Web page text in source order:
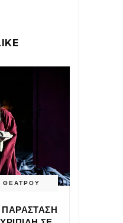
ΘΕΑΤΡΟΥ
ΠΑΡΑΣΤΑΣΗ